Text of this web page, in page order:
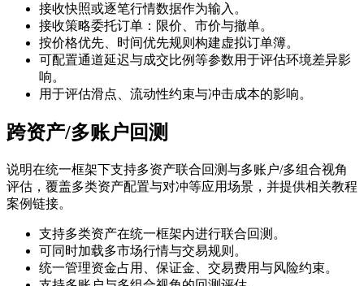
接收快照或逐笔行情数据作为输入。
接收策略委托订单：限价、市价与撤单。
按价格优先、时间优先规则构建虚拟订单簿。
可配置通道延迟与成交比例等参数用于评估环境差异影
响。
用于评估滑点、流动性约束与冲击成本的影响。
跨资产/多账户回测
说明在统一框架下支持多资产联合回测与多账户/多组合视角
评估，覆盖多类资产配置与对冲等应用场景，并提供相关教程
案例链接。
支持多类资产在统一框架内进行联合回测。
可同时加载多市场行情与交易规则。
统一管理资金占用、保证金、交易费用与风险约束。